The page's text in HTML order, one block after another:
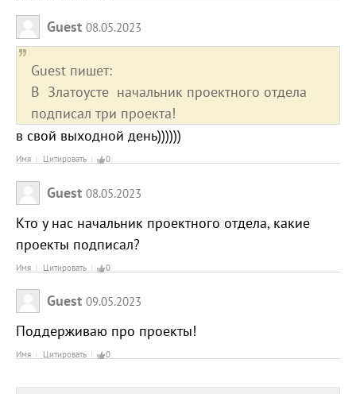
Guest 08.05.2023
Guest пишет:
В Златоусте начальник проектного отдела
подписал три проекта!
в свой выходной день))))))
Имя Цитировать 0
Guest 08.05.2023
Кто у нас начальник проектного отдела, какие
проекты подписал?
Имя Цитировать 0
Guest 09.05.2023
Поддерживаю про проекты!
Имя Цитировать 0